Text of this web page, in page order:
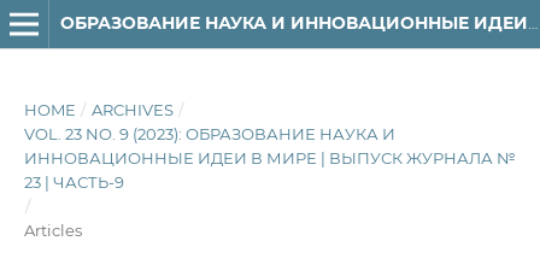
HOME / ARCHIVES /
VOL. 23 NO. 9 (2023): ОБРАЗОВАНИЕ НАУКА И
ИННОВАЦИОННЫЕ ИДЕИ В МИРЕ | ВЫПУСК ЖУРНАЛА №
23 | ЧАСТЬ-9
/
Articles